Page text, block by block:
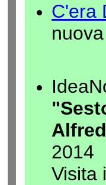
C'era
2014
Visita